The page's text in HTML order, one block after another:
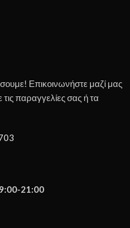
Επικοινωνήστε μαζί μας
παραγγελίες σας ή τα
21:00